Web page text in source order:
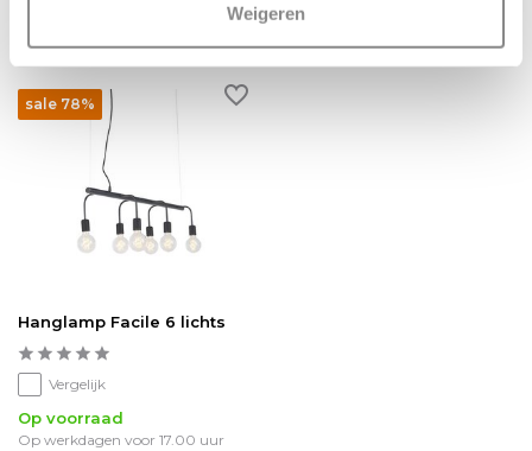
Weigeren
sale 78%
Hanglamp Facile 6 lichts
Vergelijk
Op voorraad
Op werkdagen voor 17.00 uur